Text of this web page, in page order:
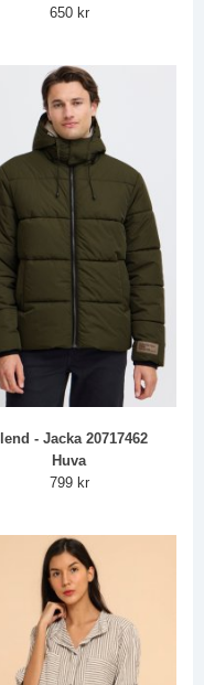
650 kr
- Jacka 20717462
Huva
799 kr